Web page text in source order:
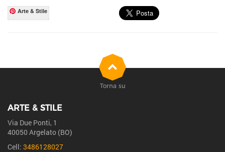
Arte & Stile
ARTE & STILE
Via Due Ponti, 1
40050 Argelato (BO)
Cell: 3486128027
Torna su